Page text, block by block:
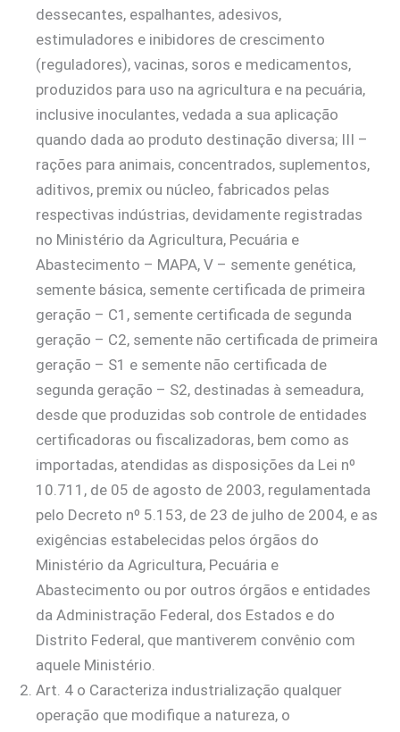
dessecantes, espalhantes, adesivos,
estimuladores e inibidores de crescimento
(reguladores), vacinas, soros e medicamentos,
produzidos para uso na agricultura e na pecuária,
inclusive inoculantes, vedada a sua aplicação
quando dada ao produto destinação diversa; III –
rações para animais, concentrados, suplementos,
aditivos, premix ou núcleo, fabricados pelas
respectivas indústrias, devidamente registradas
no Ministério da Agricultura, Pecuária e
Abastecimento – MAPA, V – semente genética,
semente básica, semente certificada de primeira
geração – C1, semente certificada de segunda
geração – C2, semente não certificada de primeira
geração – S1 e semente não certificada de
segunda geração – S2, destinadas à semeadura,
desde que produzidas sob controle de entidades
certificadoras ou fiscalizadoras, bem como as
importadas, atendidas as disposições da Lei nº
10.711, de 05 de agosto de 2003, regulamentada
pelo Decreto nº 5.153, de 23 de julho de 2004, e as
exigências estabelecidas pelos órgãos do
Ministério da Agricultura, Pecuária e
Abastecimento ou por outros órgãos e entidades
da Administração Federal, dos Estados e do
Distrito Federal, que mantiverem convênio com
aquele Ministério.
Art. 4 o Caracteriza industrialização qualquer
operação que modifique a natureza, o